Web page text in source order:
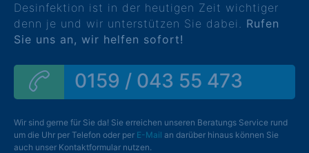
Desinfektion ist in der heutigen Zeit wichtiger
denn je und wir unterstützen Sie dabei. Rufen
Sie uns an, wir helfen sofort!
0159 / 043 55 473
Wir sind gerne für Sie da! Sie erreichen unseren Beratungs Service rund
um die Uhr per Telefon oder per E-Mail an darüber hinaus können Sie
auch unser Kontaktformular nutzen.